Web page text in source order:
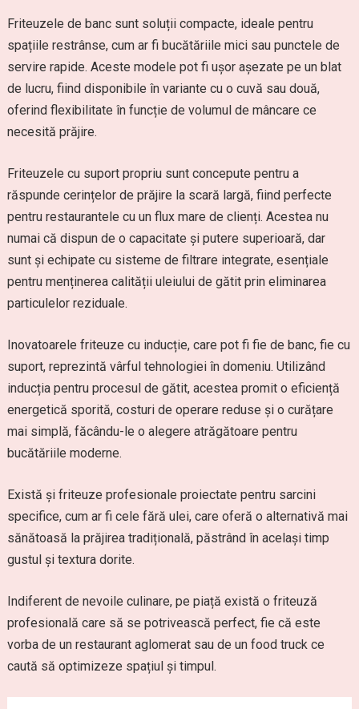
Friteuzele de banc sunt soluții compacte, ideale pentru
spațiile restrânse, cum ar fi bucătăriile mici sau punctele de
servire rapide. Aceste modele pot fi ușor așezate pe un blat
de lucru, fiind disponibile în variante cu o cuvă sau două,
oferind flexibilitate în funcție de volumul de mâncare ce
necesită prăjire.
Friteuzele cu suport propriu sunt concepute pentru a
răspunde cerințelor de prăjire la scară largă, fiind perfecte
pentru restaurantele cu un flux mare de clienți. Acestea nu
numai că dispun de o capacitate și putere superioară, dar
sunt și echipate cu sisteme de filtrare integrate, esențiale
pentru menținerea calității uleiului de gătit prin eliminarea
particulelor reziduale.
Inovatoarele friteuze cu inducție, care pot fi fie de banc, fie cu
suport, reprezintă vârful tehnologiei în domeniu. Utilizând
inducția pentru procesul de gătit, acestea promit o eficiență
energetică sporită, costuri de operare reduse și o curățare
mai simplă, făcându-le o alegere atrăgătoare pentru
bucătăriile moderne.
Există și friteuze profesionale proiectate pentru sarcini
specifice, cum ar fi cele fără ulei, care oferă o alternativă mai
sănătoasă la prăjirea tradițională, păstrând în același timp
gustul și textura dorite.
Indiferent de nevoile culinare, pe piață există o friteuză
profesională care să se potrivească perfect, fie că este
vorba de un restaurant aglomerat sau de un food truck ce
caută să optimizeze spațiul și timpul.